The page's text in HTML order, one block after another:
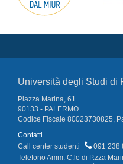
Università degli Studi di
Piazza Marina, 61
90133 - PALERMO
Codice Fiscale 80023730825,
Contatti
Call center studenti
091 238
Telefono Amm. C.le di P.zza